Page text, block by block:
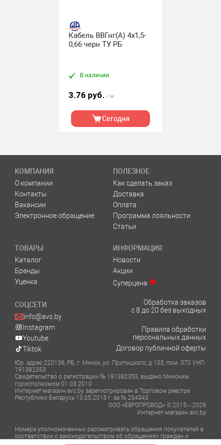
Кабель ВВГнг(А) 4х1,5-
0,66 черн ТУ РБ
В наличии
3.76 руб. / м
Сегодня
КОМПАНИЯ
О компании
Контакты
Вакансии
Электронное обращение
ПОЛЕЗНОЕ
Как сделать заказ
Доставка
Оплата
Программа лояльности
Статьи
ТОВАРЫ
Каталог
Бренды
Уценка
ИНФОРМАЦИЯ
Новости
Акции
Суперцена
СОЦСЕТИ
info@avs.by
Instagram
Youtube
Tiktok
Обработка заказов
с 8 до 20 без выходных
Правила обработки
персональных данных
Договор публичной оферты
Юр. адрес 220136, РБ, г. Минск, ул. Притыцкого, д.105, пом. 370 УНП
191382353
Свидетельство о регистрации № 191382353, выдано Минским
горисполкомом 01.03.2010
Интернет-магазин avs.by зарегистрирован в Торговом реестре
Республики Беларусь 13.05.2015 г. за № 254343
ООО «ЕВРОПРОВОД» © 2015—2026
Интернет-магазин avs.by
Номера уполномоченных рассматривать обращения покупателей в
соответствии с законодательством об обращениях граждан и